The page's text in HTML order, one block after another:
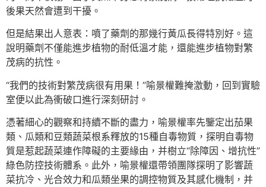
後果天然會遭到干擾。
但是結果出人意表：噴了藥劑的那幾行黃瓜長得特別好。這
說明藥劑不僅能進步植物的耐低溫才能，還能進步植物對繁
茂病的抗性。
“我們的技術對繁茂病很有用果！”喻景權難掩激動，回到實驗
室便以此為衝破口進行深刻研討。
憑著細心的觀察和持續不斷的盡力，喻景權率先鑒定出茄果
類、瓜類和豆類蔬菜根系釋放的15種自毒物質，探明自毒物
質是惹起蔬菜連作障礙的主要緣由，并樹立“除障因、增抗性”
綠色防控技術體系。此外，喻景權還帶領團隊探明了影響蔬
菜抗冷、光合效力和瓜類坐果的調控物質及其感化機制，并